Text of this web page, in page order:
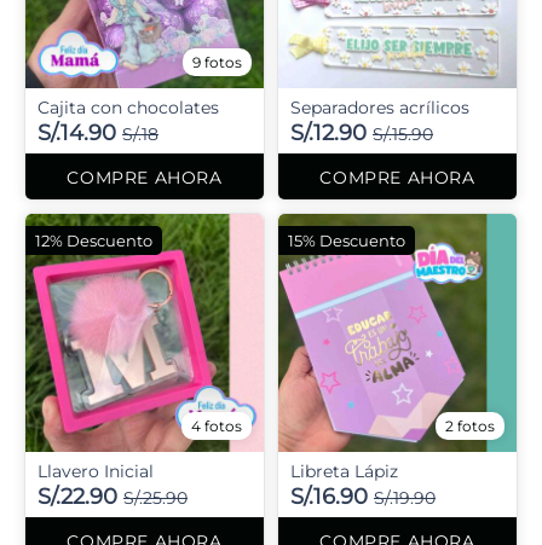
9 fotos
Cajita con chocolates
S/.14.90 S/.18
COMPRE AHORA
Separadores acrílicos
S/.12.90 S/.15.90
COMPRE AHORA
4 fotos
Llavero Inicial
S/.22.90 S/.25.90
12% Descuento
2 fotos
Libreta Lápiz
S/.16.90 S/.19.90
15% Descuento